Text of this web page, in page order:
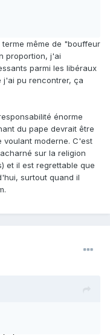
même de "bouffeur
proportion, j'ai
parmi les libéraux
j'ai pu rencontrer, ça
énorme
du pape devrait être
voulant moderne. C'est
sur la religion
et il est regrettable que
surtout quand il